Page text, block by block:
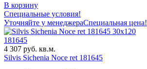
В корзину
Специальные условия!
Уточняйте у менеджераСпециальная цена!
30x120
181645
4 307 руб. кв.м.
Silvis Sichenia Noce ret 181645